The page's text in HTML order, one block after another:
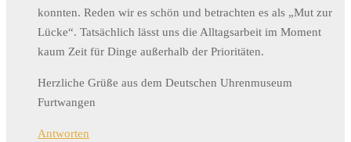
konnten. Reden wir es schön und betrachten es als „Mut zur
Lücke“. Tatsächlich lässt uns die Alltagsarbeit im Moment
kaum Zeit für Dinge außerhalb der Prioritäten.
Herzliche Grüße aus dem Deutschen Uhrenmuseum
Furtwangen
Antworten